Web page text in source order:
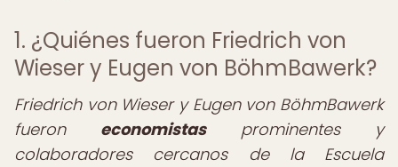
1. ¿Quiénes fueron Friedrich von
Wieser y Eugen von BöhmBawerk?
Friedrich von Wieser y Eugen von BöhmBawerk
fueron economistasprominentes y
colaboradores cercanos de la Escuela